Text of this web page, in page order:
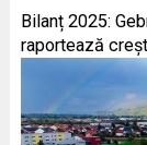
Bilanț 2025:
raportează